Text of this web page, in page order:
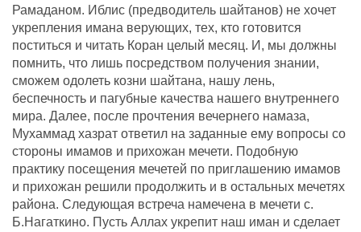
Рамаданом. Иблис (предводитель шайтанов) не хочет
укрепления имана верующих, тех, кто готовится
поститься и читать Коран целый месяц. И, мы должны
помнить, что лишь посредством получения знании,
сможем одолеть козни шайтана, нашу лень,
беспечность и пагубные качества нашего внутреннего
мира. Далее, после прочтения вечернего намаза,
Мухаммад хазрат ответил на заданные ему вопросы со
стороны имамов и прихожан мечети. Подобную
практику посещения мечетей по приглашению имамов
и прихожан решили продолжить и в остальных мечетях
района. Следующая встреча намечена в мечети с.
Б.Нагаткино. Пусть Аллах укрепит наш иман и сделает